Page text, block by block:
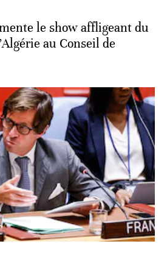
le show affligeant du
au Conseil de